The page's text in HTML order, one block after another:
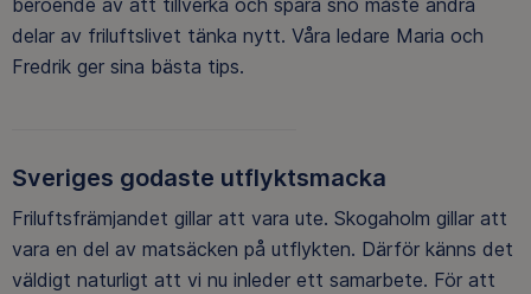
delar av friluftslivet tänka nytt. Våra ledare Maria och
Fredrik ger sina bästa tips.
Sveriges godaste utflyktsmacka
Friluftsfrämjandet gillar att vara ute. Skogaholm gillar att
vara en del av matsäcken på utflykten. Därför känns det
väldigt naturligt att vi nu inleder ett samarbete. För att